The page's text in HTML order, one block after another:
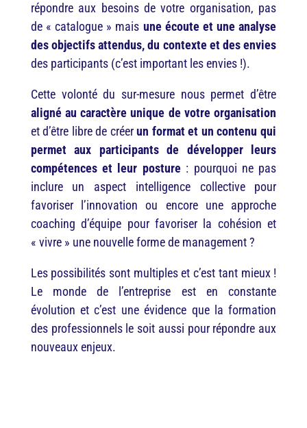
répondre aux besoins de votre organisation, pas
de « catalogue » mais une écoute et une analyse
des objectifs attendus, du contexte et des envies
des participants (c’est important les envies !).
Cette volonté du sur-mesure nous permet d’être
aligné au caractère unique de votre organisation
et d’être libre de créerun format et un contenu qui
permet aux participants de développer leurs
compétences et leur posture: pourquoi ne pas
inclure un aspect intelligence collective pour
favoriser l’innovation ou encore une approche
coaching d’équipe pour favoriser la cohésion et
« vivre » une nouvelle forme de management ?
Les possibilités sont multiples et c’est tant mieux !
Le monde de l’entreprise est en constante
évolution et c’est une évidence que la formation
des professionnels le soit aussi pour répondre aux
nouveaux enjeux.